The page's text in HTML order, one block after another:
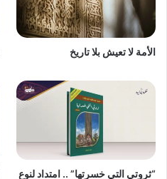
الأمة لا تعيش بلا تاريخ
“ثروتي التي خسرتها” .. امتداد لنوع